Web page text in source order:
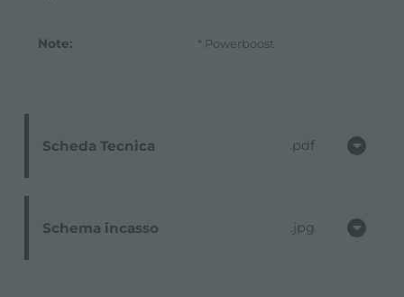
Scheda Tecnica pdf
Schema incasso jpg
Note: * Powerboost